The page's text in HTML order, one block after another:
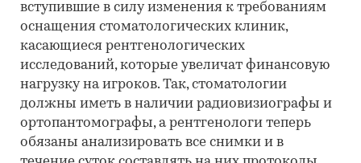
вступившие в силу изменения к требованиям
оснащения стоматологических клиник,
касающиеся рентгенологических
исследований, которые увеличат финансовую
нагрузку на игроков. Так, стоматологии
должны иметь в наличии радиовизиографы и
ортопантомографы, а рентгенологи теперь
обязаны анализировать все снимки и в